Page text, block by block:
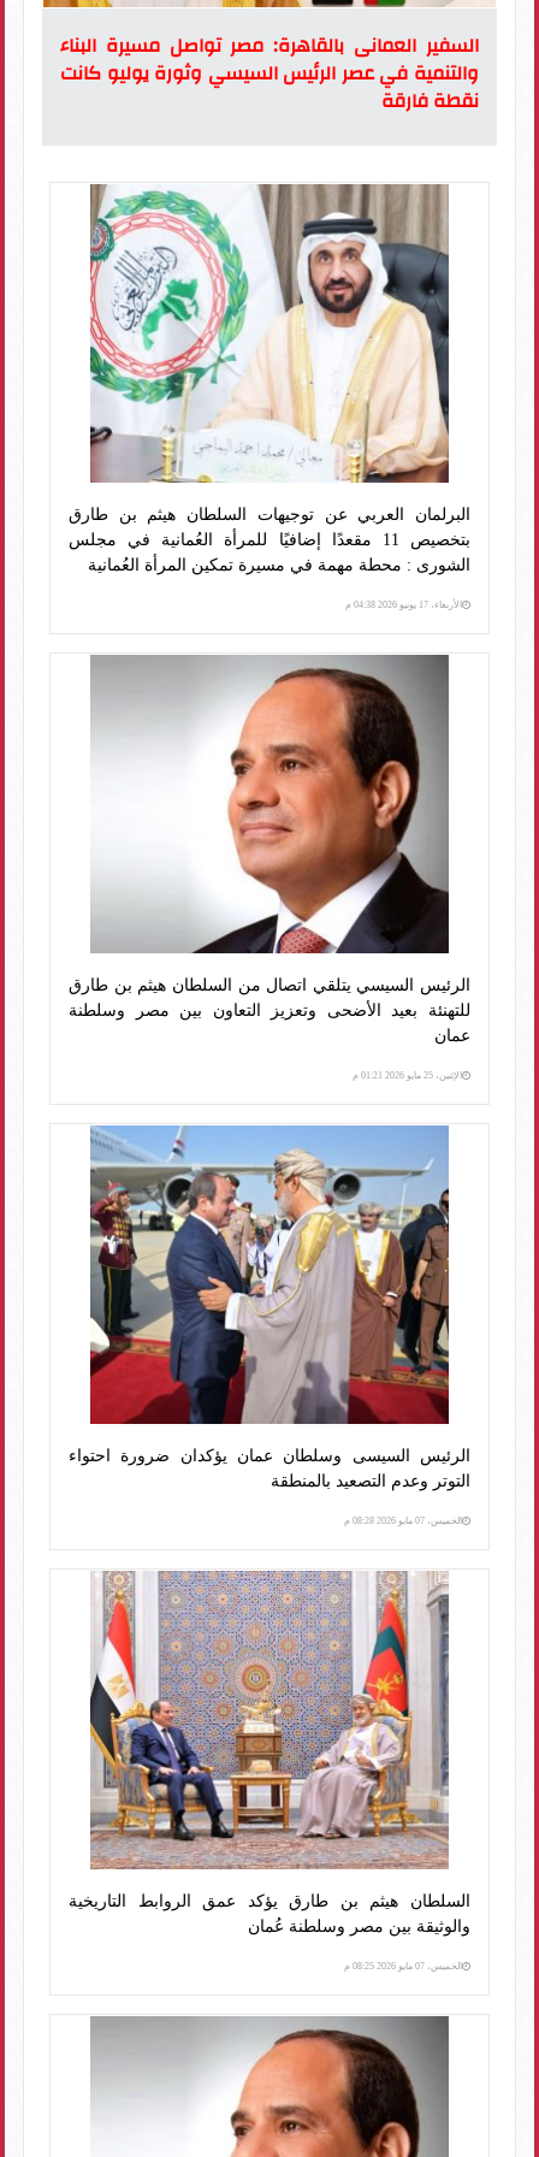
السفير العمانى بالقاهرة: مصر تواصل مسيرة البناء
والتنمية في عصر الرئيس السيسي وثورة يوليو كانت
نقطة فارقة
البرلمان العربي عن توجيهات السلطان هيثم بن طارق
بتخصيص 11 مقعدًا إضافيًا للمرأة العُمانية في مجلس
الشورى : محطة مهمة في مسيرة تمكين المرأة العُمانية
الأربعاء، 17 يونيو 2026 04:38 م
الرئيس السيسي يتلقي اتصال من السلطان هيثم بن طارق
للتهنئة بعيد الأضحى وتعزيز التعاون بين مصر وسلطنة
عمان
الإثنين، 25 مايو 2026 01:21 م
الرئيس السيسى وسلطان عمان يؤكدان ضرورة احتواء
التوتر وعدم التصعيد بالمنطقة
الخميس، 07 مايو 2026 08:28 م
السلطان هيثم بن طارق يؤكد عمق الروابط التاريخية
والوثيقة بين مصر وسلطنة عُمان
الخميس، 07 مايو 2026 08:25 م